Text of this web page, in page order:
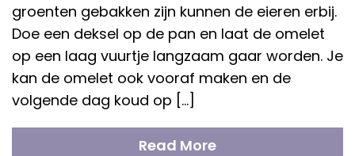
groenten gebakken zijn kunnen de eieren erbij.
Doe een deksel op de pan en laat de omelet
op een laag vuurtje langzaam gaar worden. Je
kan de omelet ook vooraf maken en de
volgende dag koud op […]
Read More